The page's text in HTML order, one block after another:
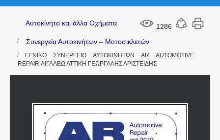
1286
Αυτοκίνητο και άλλα Οχήματα
Συνεργεία Αυτοκινήτων – Μοτοσικλετών
ΓΕΝΙΚΟ ΣΥΝΕΡΓΕΙΟ ΑΥΤΟΚΙΝΗΤΩΝ AR AUTOMOTIVE
REPAIR ΑΙΓΑΛΕΩ ΑΤΤΙΚΗ ΓΕΩΡΓΑΛΗΣ ΑΡΙΣΤΕΙΔΗΣ